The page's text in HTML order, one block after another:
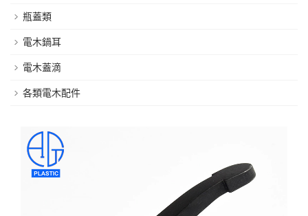
瓶蓋類
電木鍋耳
電木蓋滴
各類電木配件